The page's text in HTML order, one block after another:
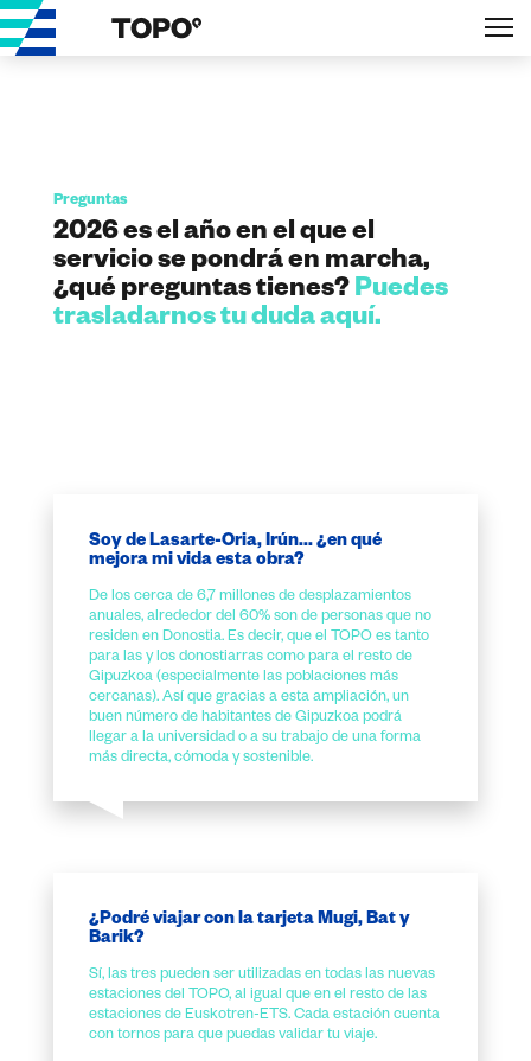
Preguntas
2026 es el año en el que el
servicio se pondrá en marcha,
¿qué preguntas tienes? Puedes
trasladarnos tu duda aquí.
Soy de Lasarte-Oria, Irún... ¿en qué
mejora mi vida esta obra?
De los cerca de 6,7 millones de desplazamientos
anuales, alrededor del 60% son de personas que no
residen en Donostia. Es decir, que el TOPO es tanto
para las y los donostiarras como para el resto de
Gipuzkoa (especialmente las poblaciones más
cercanas). Así que gracias a esta ampliación, un
buen número de habitantes de Gipuzkoa podrá
llegar a la universidad o a su trabajo de una forma
más directa, cómoda y sostenible.
¿Podré viajar con la tarjeta Mugi, Bat y
Barik?
Sí, las tres pueden ser utilizadas en todas las nuevas
estaciones del TOPO, al igual que en el resto de las
estaciones de Euskotren-ETS. Cada estación cuenta
con tornos para que puedas validar tu viaje.